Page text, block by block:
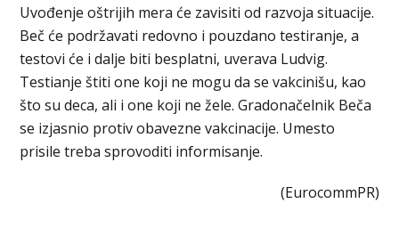
Uvođenje oštrijih mera će zavisiti od razvoja situacije.
Beč će podržavati redovno i pouzdano testiranje, a
testovi će i dalje biti besplatni, uverava Ludvig.
Testianje štiti one koji ne mogu da se vakcinišu, kao
što su deca, ali i one koji ne žele. Gradonačelnik Beča
se izjasnio protiv obavezne vakcinacije. Umesto
prisile treba sprovoditi informisanje.
(EurocommPR)